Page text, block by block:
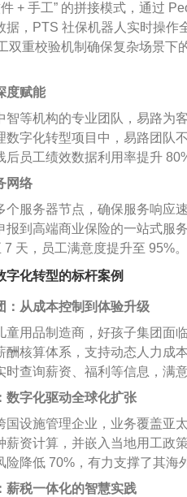
+ 手工” 的拼接模式，通过
据，PTS 社保机器人实时操
双重校验机制确保复杂场景下
度赋能
智等机构的专业团队，易路为
数字化转型项目中，易路团队
后员工绩效数据利用率提升
网络
个服务器节点，确保服务响应
报到高端商业保险的一站式服
天，员工满意度提升至 95%。
字化转型的标杆案例
：从成本控制到体验升级
童用品制造商，好孩子集团面
酬核算体系，支持动态人力成
查询薪资、福利等信息，满意
数字化驱动全球化扩张
国设施管理企业，业务覆盖亚
薪资计算，并嵌入当地用工政
险降低 70%，有力支撑了其海
薪税一体化的智慧实践